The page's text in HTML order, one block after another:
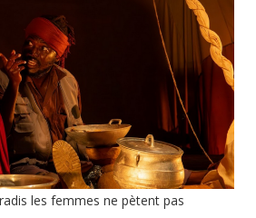
les femmes ne pètent pas